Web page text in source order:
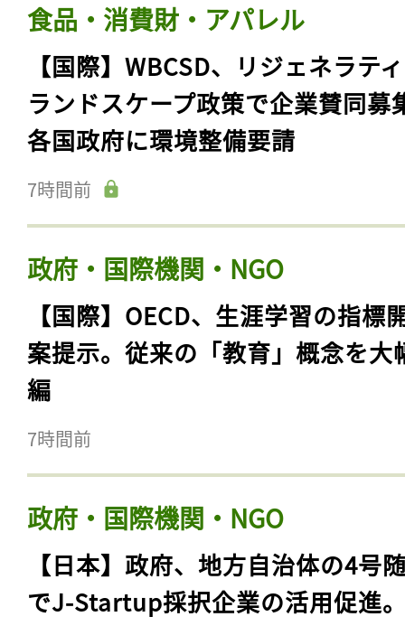
食品・消費財・アパレル
【国際】WBCSD、リジェネラテ
ランドスケープ政策で企業賛同募
各国政府に環境整備要請
7時間前
政府・国際機関・NGO
【国際】OECD、生涯学習の指標
案提示。従来の「教育」概念を大
編
7時間前
政府・国際機関・NGO
【日本】政府、地方自治体の4号
でJ-Startup採択企業の活用促進